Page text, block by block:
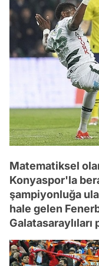
Matematiksel
Konyaspor'la
şampiyonluğa
hale gelen